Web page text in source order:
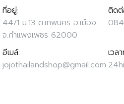
ที่อยู่:
44/1 ม.13 ต.เทพนคร อ.เมือง
จ.กำแพงเพชร 62000
ติด
อีเมล์:
jojothailandshop@gmail.com
เวล